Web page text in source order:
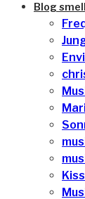
Blog